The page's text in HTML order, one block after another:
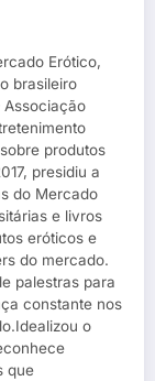
Erótico,
brasileiro
Associação
produtos
presidiu a
do Mercado
e livros
eróticos e
do mercado.
palestras para
constante nos
o
que